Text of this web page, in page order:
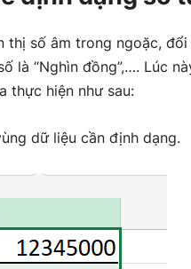
số âm trong ngoặc, đổi
là “Nghìn đồng”,…. Lúc
thực hiện như sau:
dữ liệu cần định dạng.